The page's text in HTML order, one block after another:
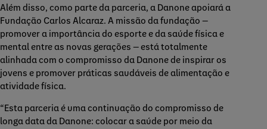
Além disso, como parte da parceria, a Danone apoiará a
Fundação Carlos Alcaraz. A missão da fundação —
promover a importância do esporte e da saúde física e
mental entre as novas gerações — está totalmente
alinhada com o compromisso da Danone de inspirar os
jovens e promover práticas saudáveis de alimentação e
atividade física.
“Esta parceria é uma continuação do compromisso de
longa data da Danone: colocar a saúde por meio da